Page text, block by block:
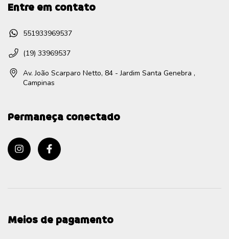
Entre em contato
551933969537
(19) 33969537
Av. João Scarparo Netto, 84 - Jardim Santa Genebra ,
Campinas
Permaneça conectado
Meios de pagamento